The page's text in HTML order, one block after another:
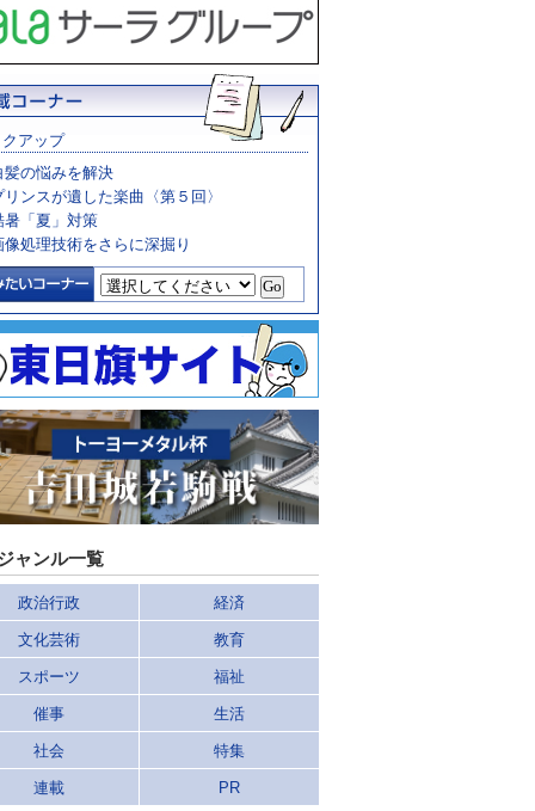
アップ
髪の悩みを解決
リンスが遺した楽曲〈第５回〉
暑「夏」対策
像処理技術をさらに深掘り
ャンル一覧
政治行政 経済
文化芸術 教育
スポーツ 福祉
催事 生活
社会 特集
連載 PR